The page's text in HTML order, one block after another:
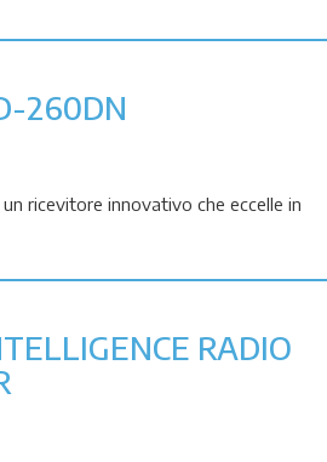
260DN
un ricevitore innovativo che eccelle in
RADIO